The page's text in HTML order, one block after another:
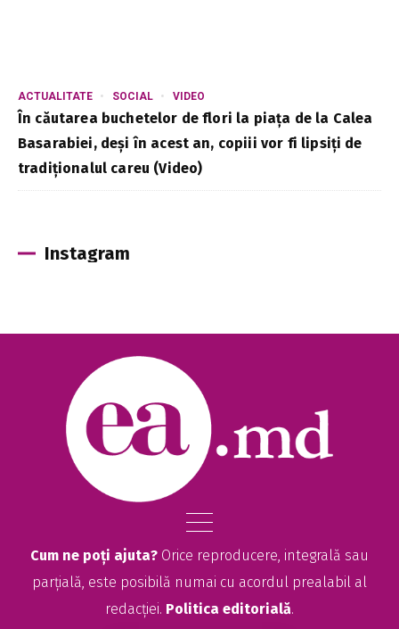
ACTUALITATE SOCIAL VIDEO
În căutarea buchetelor de flori la piața de la Calea
Basarabiei, deși în acest an, copiii vor fi lipsiți de
tradiționalul careu (Video)
Instagram
Cum ne poți ajuta? Orice reproducere, integrală sau
parțială, este posibilă numai cu acordul prealabil al
redacției. Politica editorială.